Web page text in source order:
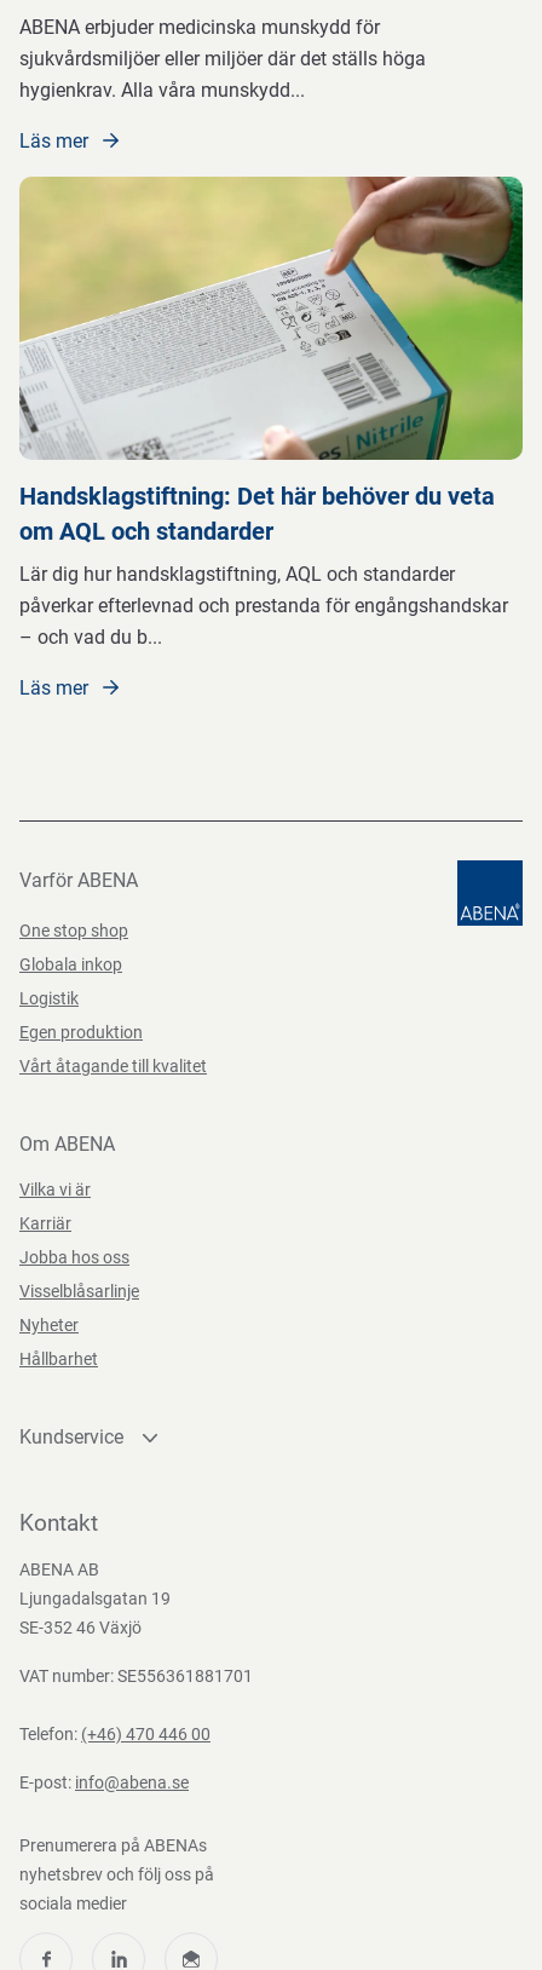
ABENA erbjuder medicinska munskydd för
sjukvårdsmiljöer eller miljöer där det ställs höga
hygienkrav. Alla våra munskydd...
Läs mer
Handsklagstiftning: Det här behöver du veta
om AQL och standarder
Lär dig hur handsklagstiftning, AQL och standarder
påverkar efterlevnad och prestanda för engångshandskar
– och vad du b...
Läs mer
Varför ABENA
One stop shop
Globala inkop
Logistik
Egen produktion
Vårt åtagande till kvalitet
Om ABENA
Vilka vi är
Karriär
Jobba hos oss
Visselblåsarlinje
Nyheter
Hållbarhet
Kundservice
Bli kund
Nedladdningar
Kontakt
ABENA AB
Ljungadalsgatan 19
SE-352 46 Växjö
VAT number: SE556361881701
Telefon: (+46) 470 446 00
E-post: info@abena.se
Prenumerera på ABENAs
nyhetsbrev och följ oss på
sociala medier